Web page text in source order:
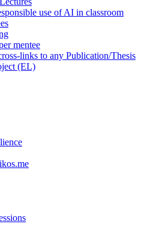
use of AI in classroom
mentee
links to any Publication/Thesis
(EL)